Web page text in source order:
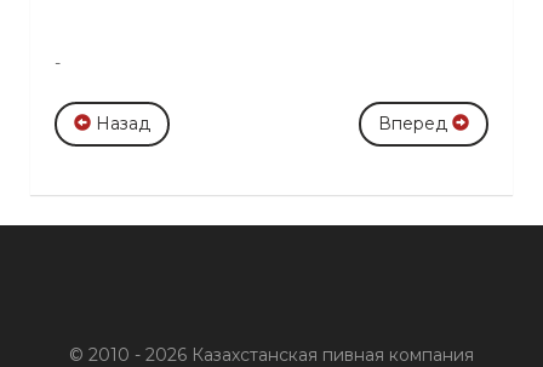
-
Назад Вперед
© 2010 - 2026 Казахстанская пивная компания